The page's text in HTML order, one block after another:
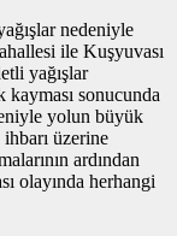
nedeniyle
ile Kuşyuvası
yağışlar
sonucunda
yolun büyük
üzerine
ardından
olayında herhangi